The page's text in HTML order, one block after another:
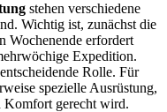
stehen verschiedene
Wichtig ist, zunächst die
Wochenende erfordert
Expedition.
Rolle. Für
spezielle Ausrüstung,
Komfort gerecht wird.